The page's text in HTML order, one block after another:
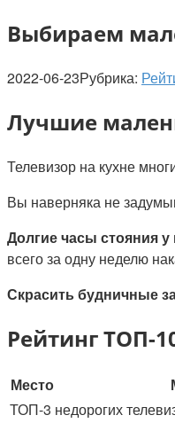
Выбираем
2022-06-23Рубрика:
Лучшие
Телевизор на кухне
Вы наверняка не
Долгие часы стояния
всего за одну неделю
Скрасить будничные
Рейтинг ТОП-
Место
ТОП-3 недорогих